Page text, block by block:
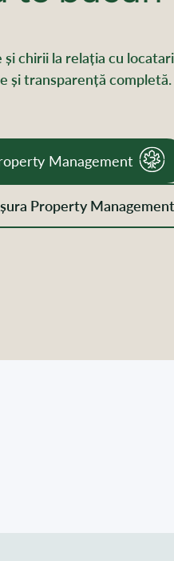
chirii la relația cu
și transparență completă.
Management
Property Management